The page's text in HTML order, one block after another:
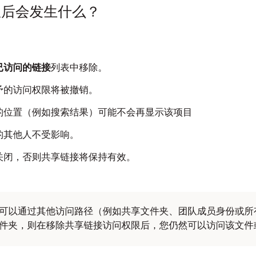
会发生什么？
访问的链接列表中移除。
访问权限将被撤销。
置（例如搜索结果）可能不会再显示该项目
他人不受影响。
，否则共享链接将保持有效。
以通过其他访问路径（例如共享文件夹、团队成员身份或
夹，则在移除共享链接访问权限后，您仍然可以访问该文件